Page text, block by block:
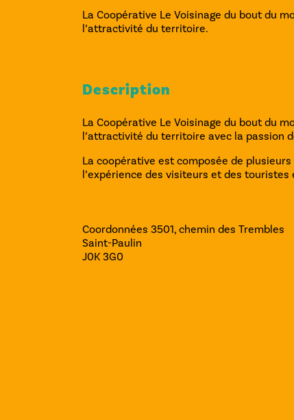
La Coopérative Le Voisinage du bout du
l’attractivité du territoire.
Description
La Coopérative Le Voisinage du bout du
l’attractivité du territoire avec la passion
La coopérative est composée de
l’expérience des visiteurs et des
Coordonnées 3501, chemin des Trembles
Saint-Paulin
J0K 3G0